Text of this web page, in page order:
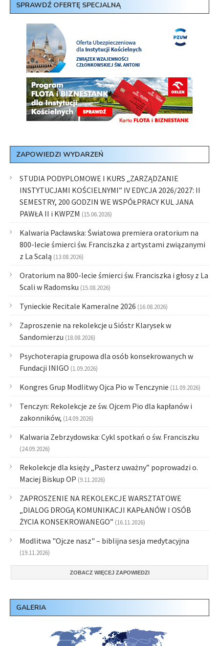
SPRAWDŹ OFERTĘ SPECJALNĄ
ZAPOWIEDZI WYDARZEŃ
STUDIA PODYPLOMOWE I KURS „ZARZĄDZANIE
INSTYTUCJAMI KOŚCIELNYMI” IV EDYCJA 2026/2027: II
SEMESTRY, 200 GODZIN WE WSPÓŁPRACY KUL JANA
PAWŁA II i KWPZM (15.06.2026)
Kalwaria Pacławska: Światowa premiera oratorium na
800-lecie śmierci św. Franciszka z artystami związanymi
z La Scalą (13.08.2026)
Oratorium na 800-lecie śmierci św. Franciszka i głosy z La
Scali w Radomsku (15.08.2026)
Tynieckie Recitale Kameralne 2026 (16.08.2026)
Zaproszenie na rekolekcje u Sióstr Klarysek w
Sandomierzu (18.08.2026)
Psychoterapia grupowa dla osób konsekrowanych w
Fundacji INIGO (1.09.2026)
Kongres Grup Modlitwy Ojca Pio w Tenczynie (11.09.2026)
Tenczyn: Rekolekcje ze św. Ojcem Pio dla kapłanów i
zakonników, (14.09.2026)
Kalwaria Zebrzydowska: Cykl spotkań o św. Franciszku
(24.09.2026)
Rekolekcje dla księży „Pasterz uważny” poprowadzi o.
Maciej Biskup OP (9.11.2026)
ZAPROSZENIE NA REKOLEKCJE WARSZTATOWE
„DIALOG DROGĄ KOMUNIKACJI KAPŁANÓW I OSÓB
ŻYCIA KONSEKROWANEGO” (16.11.2026)
Modlitwa "Ojcze nasz" – biblijna sesja medytacyjna
(19.11.2026)
ZOBACZ WIĘCEJ ZAPOWIEDZI
GALERIA